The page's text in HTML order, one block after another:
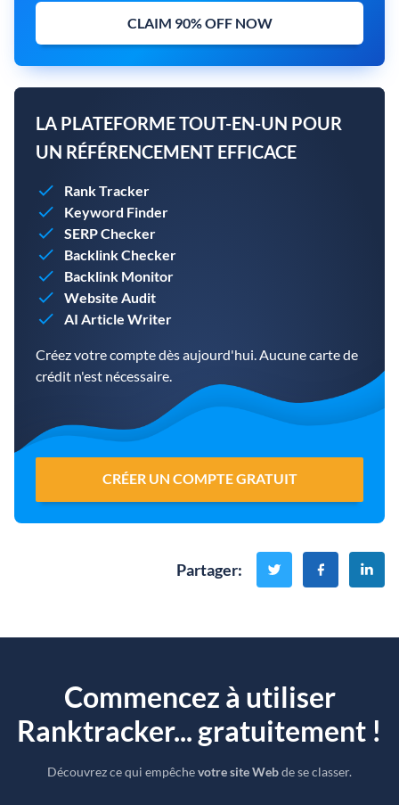
CLAIM 90% OFF NOW
LA PLATEFORME TOUT-EN-UN POUR
UN RÉFÉRENCEMENT EFFICACE
Rank Tracker
Keyword Finder
SERP Checker
Backlink Checker
Backlink Monitor
Website Audit
AI Article Writer
Créez votre compte dès aujourd'hui. Aucune carte de
crédit n'est nécessaire.
CRÉER UN COMPTE GRATUIT
Partager:
Commencez à utiliser
Ranktracker... gratuitement !
Découvrez ce qui empêchevotre site Webde se classer.